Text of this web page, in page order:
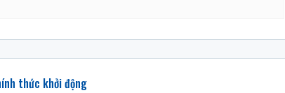
thức khởi động